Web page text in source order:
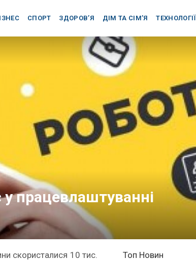
СПОРТ ЗДОРОВ’Я ДІМ ТА СІМ’Я ТЕХНОЛОГІЇ
працевлаштуванні
скористалися 10 тис.
Топ Новин